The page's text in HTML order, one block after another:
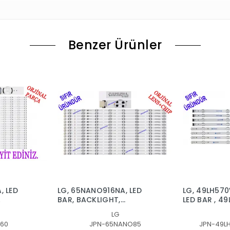
Benzer Ürünler
LED
LG, 65NANO916NA, LED
BAR, BACKLIGHT,
LG
JPN-65NANO85
LG,
LED BAR ,
SSC 49inch
JPN-